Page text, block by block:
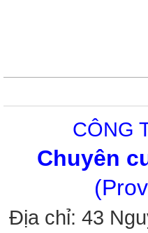
CÔNG
Chuyên
Địa chỉ: 43